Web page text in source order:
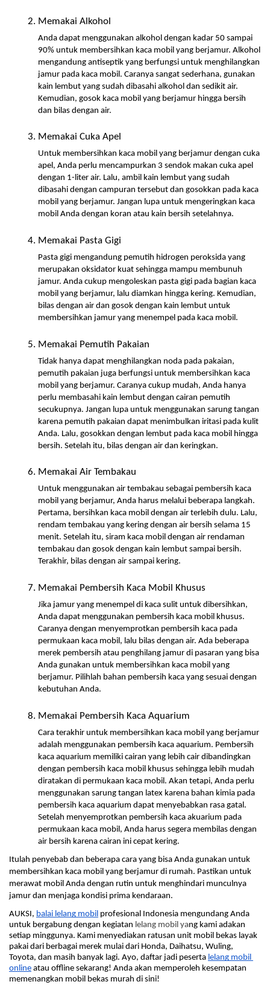
Memakai Alkohol
Anda dapat menggunakan alkohol dengan kadar 50 sampai
90% untuk membersihkan kaca mobil yang berjamur. Alkohol
mengandung antiseptik yang berfungsi untuk menghilangkan
jamur pada kaca mobil. Caranya sangat sederhana, gunakan
kain lembut yang sudah dibasahi alkohol dan sedikit air.
Kemudian, gosok kaca mobil yang berjamur hingga bersih
dan bilas dengan air.
Memakai Cuka Apel
Untuk membersihkan kaca mobil yang berjamur dengan cuka
apel, Anda perlu mencampurkan 3 sendok makan cuka apel
dengan 1-liter air. Lalu, ambil kain lembut yang sudah
dibasahi dengan campuran tersebut dan gosokkan pada kaca
mobil yang berjamur. Jangan lupa untuk mengeringkan kaca
mobil Anda dengan koran atau kain bersih setelahnya.
Memakai Pasta Gigi
Pasta gigi mengandung pemutih hidrogen peroksida yang
merupakan oksidator kuat sehingga mampu membunuh
jamur. Anda cukup mengoleskan pasta gigi pada bagian kaca
mobil yang berjamur, lalu diamkan hingga kering. Kemudian,
bilas dengan air dan gosok dengan kain lembut untuk
membersihkan jamur yang menempel pada kaca mobil.
Memakai Pemutih Pakaian
Tidak hanya dapat menghilangkan noda pada pakaian,
pemutih pakaian juga berfungsi untuk membersihkan kaca
mobil yang berjamur. Caranya cukup mudah, Anda hanya
perlu membasahi kain lembut dengan cairan pemutih
secukupnya. Jangan lupa untuk menggunakan sarung tangan
karena pemutih pakaian dapat menimbulkan iritasi pada kulit
Anda. Lalu, gosokkan dengan lembut pada kaca mobil hingga
bersih. Setelah itu, bilas dengan air dan keringkan.
Memakai Air Tembakau
Untuk menggunakan air tembakau sebagai pembersih kaca
mobil yang berjamur, Anda harus melalui beberapa langkah.
Pertama, bersihkan kaca mobil dengan air terlebih dulu. Lalu,
rendam tembakau yang kering dengan air bersih selama 15
menit. Setelah itu, siram kaca mobil dengan air rendaman
tembakau dan gosok dengan kain lembut sampai bersih.
Terakhir, bilas dengan air sampai kering.
Memakai Pembersih Kaca Mobil Khusus
Jika jamur yang menempel di kaca sulit untuk dibersihkan,
Anda dapat menggunakan pembersih kaca mobil khusus.
Caranya dengan menyemprotkan pembersih kaca pada
permukaan kaca mobil, lalu bilas dengan air. Ada beberapa
merek pembersih atau penghilang jamur di pasaran yang bisa
Anda gunakan untuk membersihkan kaca mobil yang
berjamur. Pilihlah bahan pembersih kaca yang sesuai dengan
kebutuhan Anda.
Memakai Pembersih Kaca Aquarium
Cara terakhir untuk membersihkan kaca mobil yang berjamur
adalah menggunakan pembersih kaca aquarium. Pembersih
kaca aquarium memiliki cairan yang lebih cair dibandingkan
dengan pembersih kaca mobil khusus sehingga lebih mudah
diratakan di permukaan kaca mobil. Akan tetapi, Anda perlu
menggunakan sarung tangan latex karena bahan kimia pada
pembersih kaca aquarium dapat menyebabkan rasa gatal.
Setelah menyemprotkan pembersih kaca akuarium pada
permukaan kaca mobil, Anda harus segera membilas dengan
air bersih karena cairan ini cepat kering.
Itulah penyebab dan beberapa cara yang bisa Anda gunakan untuk
membersihkan kaca mobil yang berjamur di rumah. Pastikan untuk
merawat mobil Anda dengan rutin untuk menghindari munculnya
jamur dan menjaga kondisi prima kendaraan.
AUKSI, balai lelang mobil profesional Indonesia mengundang Anda
untuk bergabung dengan kegiatan lelang mobil yang kami adakan
setiap minggunya. Kami menyediakan ratusan unit mobil bekas layak
pakai dari berbagai merek mulai dari Honda, Daihatsu, Wuling,
Toyota, dan masih banyak lagi. Ayo, daftar jadi peserta lelang mobil
online atau offline sekarang! Anda akan memperoleh kesempatan
memenangkan mobil bekas murah di sini!